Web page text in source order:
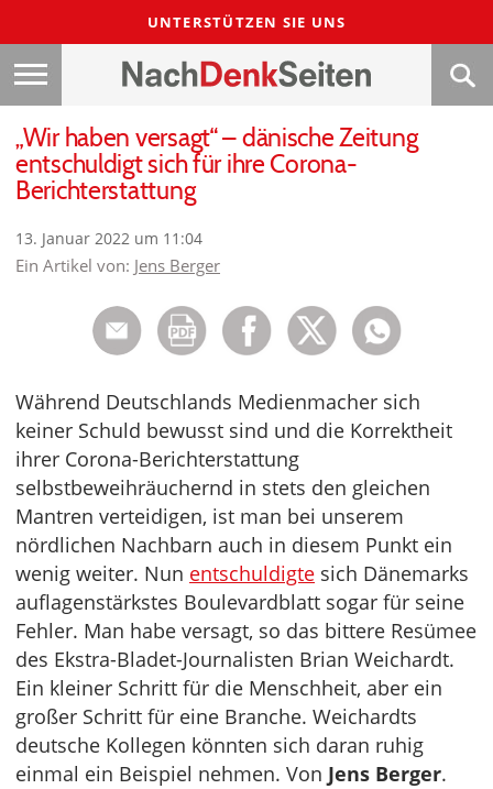
UNTERSTÜTZEN SIE UNS
„Wir haben versagt“ – dänische Zeitung
entschuldigt sich für ihre Corona-
Berichterstattung
13. Januar 2022 um 11:04
Ein Artikel von: Jens Berger
Während Deutschlands Medienmacher sich
keiner Schuld bewusst sind und die Korrektheit
ihrer Corona-Berichterstattung
selbstbeweihräuchernd in stets den gleichen
Mantren verteidigen, ist man bei unserem
nördlichen Nachbarn auch in diesem Punkt ein
wenig weiter. Nun entschuldigte sich Dänemarks
auflagenstärkstes Boulevardblatt sogar für seine
Fehler. Man habe versagt, so das bittere Resümee
des Ekstra-Bladet-Journalisten Brian Weichardt.
Ein kleiner Schritt für die Menschheit, aber ein
großer Schritt für eine Branche. Weichardts
deutsche Kollegen könnten sich daran ruhig
einmal ein Beispiel nehmen. Von Jens Berger.